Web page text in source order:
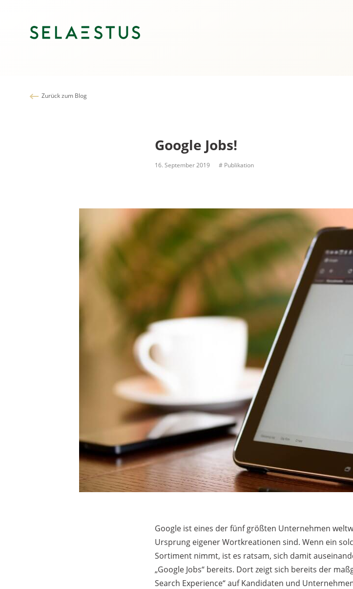
Zurück zum Blog
Google Jobs!
16. September 2019 # Publikation
Google ist eines der fünf größten Unternehmen
Ursprung eigener Wortkreationen sind. Wenn ein
Sortiment nimmt, ist es ratsam, sich damit
„Google Jobs“ bereits. Dort zeigt sich bereits der
Search Experience“ auf Kandidaten und